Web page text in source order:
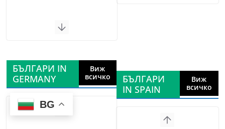
БЪЛГАРИ IN
GERMANY
Виж
всичко
БЪЛГАРИ
IN SPAIN
Виж
всичко
BG